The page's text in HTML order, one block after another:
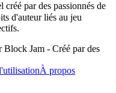
par des passionnés de
d'auteur liés au jeu
Jam - Créé par des
À propos